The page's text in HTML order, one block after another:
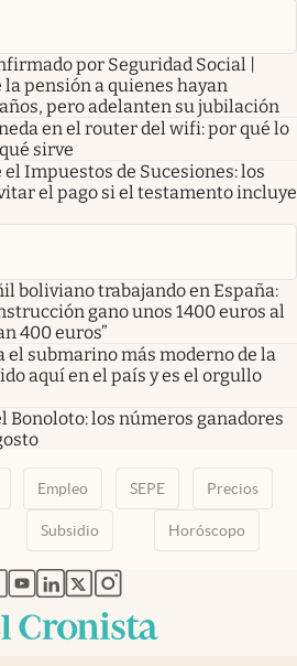
por Seguridad Social |
la pensión a quienes hayan
pero adelanten su jubilación
en el router del wifi: por qué lo
sirve
el Impuestos de Sucesiones: los
el pago si el testamento incluye
boliviano trabajando en España:
gano unos 1400 euros al
400 euros”
el submarino más moderno de la
aquí en el país y es el orgullo
Bonoloto: los números ganadores
Empleo SEPE Precios
Subsidio Horóscopo
abre en nueva pestaña
abre en nueva pestaña
abre en nueva pestaña
abre en nueva pestaña
abre en nueva pestaña